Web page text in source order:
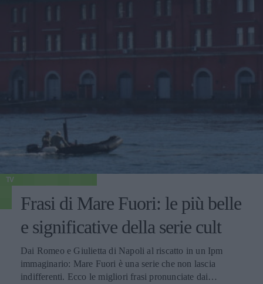
TV
Frasi di Mare Fuori: le più belle
e significative della serie cult
Dai Romeo e Giulietta di Napoli al riscatto in un Ipm
immaginario: Mare Fuori è una serie che non lascia
indifferenti. Ecco le migliori frasi pronunciate dai